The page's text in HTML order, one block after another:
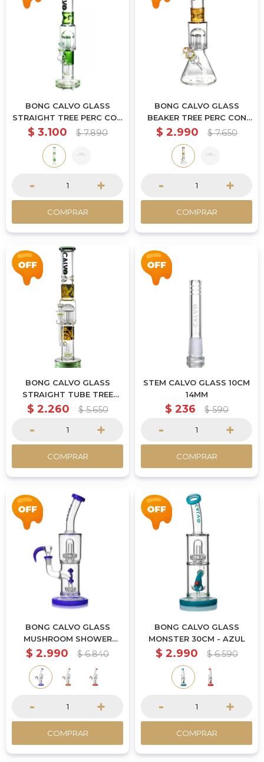
BONG CALVO GLASS
STRAIGHT TREE PERC CON
SHOWER 42CM - VERDE
$ 3.100 $ 7.890
- +
COMPRAR
BONG CALVO GLASS
BEAKER TREE PERC CON
SHOWER 42CM -
$ 2.990 $ 7.650
- +
COMPRAR
BONG CALVO GLASS
STRAIGHT TUBE TREE
PERC DRAGON BALL 42CM
$ 2.260 $ 5.650
- +
COMPRAR
STEM CALVO GLASS 10CM
14MM
$ 236 $ 590
- +
COMPRAR
BONG CALVO GLASS
MUSHROOM SHOWER
HEAD 30CM - AZUL
$ 2.990 $ 6.840
- +
COMPRAR
BONG CALVO GLASS
MONSTER 30CM - AZUL
$ 2.990 $ 6.590
- +
COMPRAR